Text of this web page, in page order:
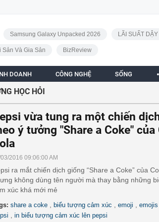
Samsung Galaxy Unpacked 2026 LÃI SUẤT
Sản Và Gia Sản BizReview
DOANH CÔNG NGHỆ SỐNG
HỌC HỎI
vừa tung ra một chiến
ý tưởng "Share a Coke" của
2016 09:06:00 AM
ra mắt chiến dịch giống “Share a Coke” của
không dùng tên người mà thay bằng những
xúc khá mới mẻ
share a coke biểu tượng cảm xúc emoji emojis
in biểu tượng cảm xúc lên pepsi